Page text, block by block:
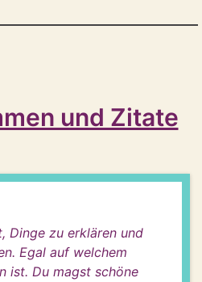
und Zitate
Dinge zu erklären und
Egal auf welchem
ist. Du magst schöne